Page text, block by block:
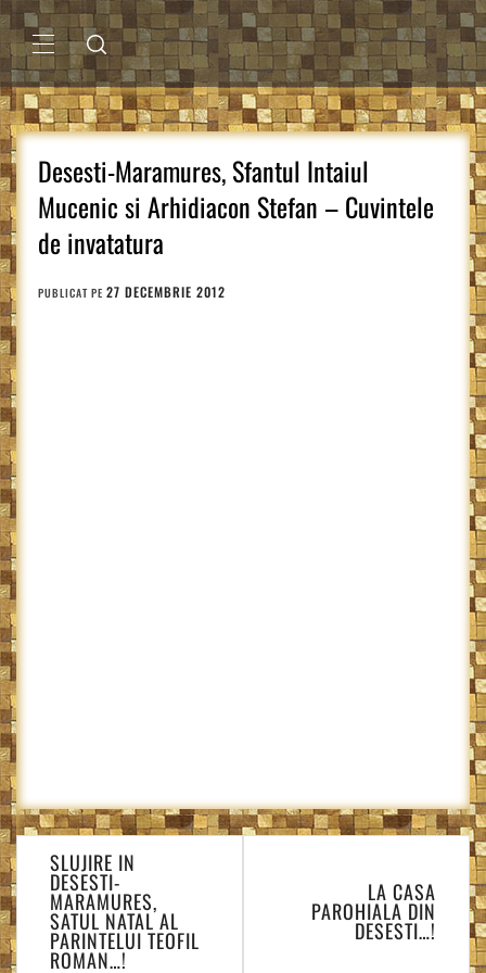
Sari
la
conținutMENIU
PRINCIPAL
Desesti-Maramures, Sfantul Intaiul
Mucenic si Arhidiacon Stefan – Cuvintele
de invatatura
PUBLICAT PE 27 DECEMBRIE 2012
Navigare
în
articole
SLUJIRE IN
DESESTI-
MARAMURES,
SATUL NATAL AL
PARINTELUI TEOFIL
ROMAN…!
LA CASA
PAROHIALA DIN
DESESTI…!